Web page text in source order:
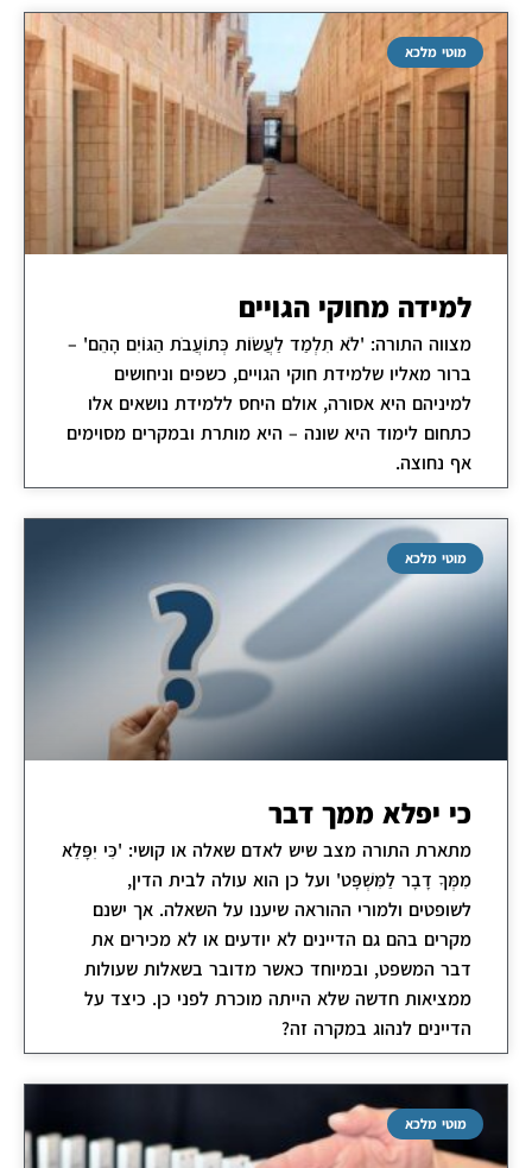
מוטי מלכא
למידה מחוקי הגויים
מצווה התורה: 'לֹא תִלְמַד לַעֲשׂוֹת כְּתוֹעֲבֹת הַגּוֹיִם הָהֵם' –
ברור מאליו שלמידת חוקי הגויים, כשפים וניחושים
למיניהם היא אסורה, אולם היחס ללמידת נושאים אלו
כתחום לימוד היא שונה – היא מותרת ובמקרים מסוימים
אף נחוצה.
מוטי מלכא
כי יפלא ממך דבר
מתארת התורה מצב שיש לאדם שאלה או קושי: 'כִּי יִפָּלֵא
מִמְּךָ דָבָר לַמִּשְׁפָּט' ועל כן הוא עולה לבית הדין,
לשופטים ולמורי ההוראה שיענו על השאלה. אך ישנם
מקרים בהם גם הדיינים לא יודעים או לא מכירים את
דבר המשפט, ובמיוחד כאשר מדובר בשאלות שעולות
ממציאות חדשה שלא הייתה מוכרת לפני כן. כיצד על
הדיינים לנהוג במקרה זה?
מוטי מלכא